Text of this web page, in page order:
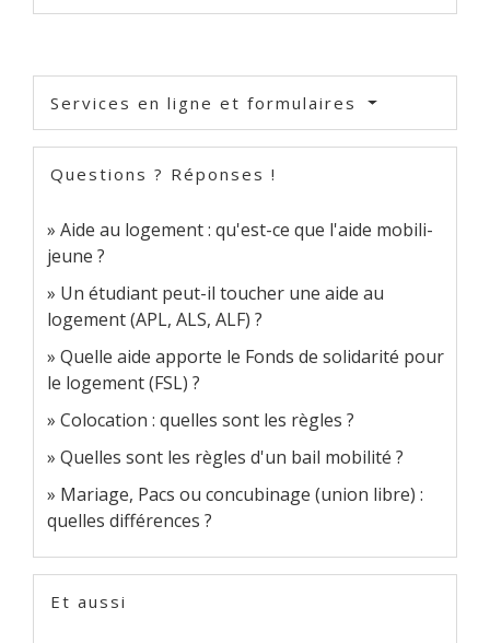
Services en ligne et formulaires
Questions ? Réponses !
Aide au logement : qu'est-ce que l'aide mobili-
jeune ?
Un étudiant peut-il toucher une aide au
logement (APL, ALS, ALF) ?
Quelle aide apporte le Fonds de solidarité pour
le logement (FSL) ?
Colocation : quelles sont les règles ?
Quelles sont les règles d'un bail mobilité ?
Mariage, Pacs ou concubinage (union libre) :
quelles différences ?
Et aussi